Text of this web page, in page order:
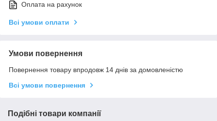
Оплата на рахунок
Всі умови оплати
Умови повернення
Повернення товару впродовж 14 днів за домовленістю
Всі умови повернення
Подібні товари компанії